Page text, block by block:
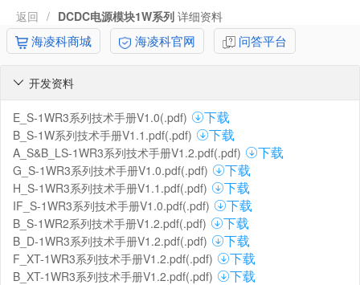
返回 / DCDC电源模块1W系列 详细资料
海凌科商城 海凌科官网 问答平台
开发资料

E_S-1WR3系列技术手册V1.0(.pdf) 下载
B_S-1W系列技术手册V1.1.pdf(.pdf) 下载
A_S&B_LS-1WR3系列技术手册V1.2.pdf(.pdf) 下载
G_S-1WR3系列技术手册V1.0.pdf(.pdf) 下载
H_S-1WR3系列技术手册V1.1.pdf(.pdf) 下载
IF_S-1WR3系列技术手册V1.0.pdf(.pdf) 下载
B_S-1WR2系列技术手册V1.2.pdf(.pdf) 下载
B_D-1WR3系列技术手册V1.2.pdf(.pdf) 下载
F_XT-1WR3系列技术手册V1.2.pdf(.pdf) 下载
B_XT-1WR3系列技术手册V1.2.pdf(.pdf) 下载